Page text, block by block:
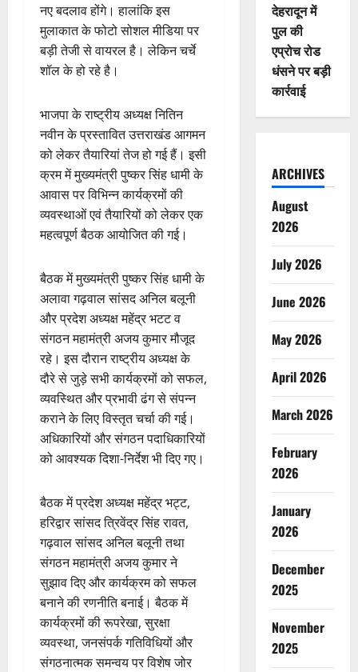
नए बदलाव होंगे। हालांकि इस
मुलाकात के फोटो सोशल मीडिया पर
बड़ी तेजी से वायरल है। लेकिन चर्चे
शॉल के हो रहे है।
भाजपा के राष्ट्रीय अध्यक्ष नितिन
नवीन के प्रस्तावित उत्तराखंड आगमन
को लेकर तैयारियां तेज हो गई हैं। इसी
क्रम में मुख्यमंत्री पुष्कर सिंह धामी के
आवास पर विभिन्न कार्यक्रमों की
व्यवस्थाओं एवं तैयारियों को लेकर एक
महत्वपूर्ण बैठक आयोजित की गई।
बैठक में मुख्यमंत्री पुष्कर सिंह धामी के
अलावा गढ़वाल सांसद अनिल बलूनी
और प्रदेश अध्यक्ष महेंद्र भटट व
संगठन महामंत्री अजय कुमार मौजूद
रहे। इस दौरान राष्ट्रीय अध्यक्ष के
दौरे से जुड़े सभी कार्यक्रमों को सफल,
व्यवस्थित और प्रभावी ढंग से संपन्न
कराने के लिए विस्तृत चर्चा की गई।
अधिकारियों और संगठन पदाधिकारियों
को आवश्यक दिशा-निर्देश भी दिए गए।
बैठक में प्रदेश अध्यक्ष महेंद्र भट्ट,
हरिद्वार सांसद त्रिवेंद्र सिंह रावत,
गढ़वाल सांसद अनिल बलूनी तथा
संगठन महामंत्री अजय कुमार ने
सुझाव दिए और कार्यक्रम को सफल
बनाने की रणनीति बनाई। बैठक में
कार्यक्रमों की रूपरेखा, सुरक्षा
व्यवस्था, जनसंपर्क गतिविधियों और
संगठनात्मक समन्वय पर विशेष जोर
देहरादून में
पुल की
एप्रोच रोड
धंसने पर बड़ी
कार्रवाई
ARCHIVES
August
2026
July 2026
June 2026
May 2026
April 2026
March 2026
February
2026
January
2026
December
2025
November
2025